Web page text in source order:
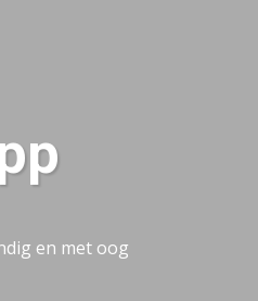
en met oog